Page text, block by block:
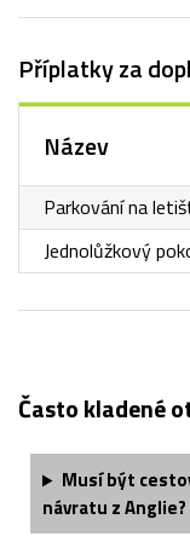
Příplatky za
Název
Parkování na
Jednolůžkový
Často kladené
Musí být
návratu z Anglie?